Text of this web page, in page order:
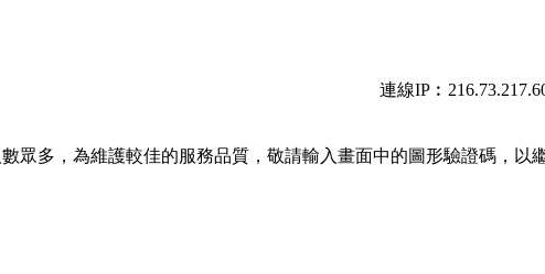
連線
眾多，為維護較佳的服務品質，敬請輸入畫面中的圖形驗證碼，以